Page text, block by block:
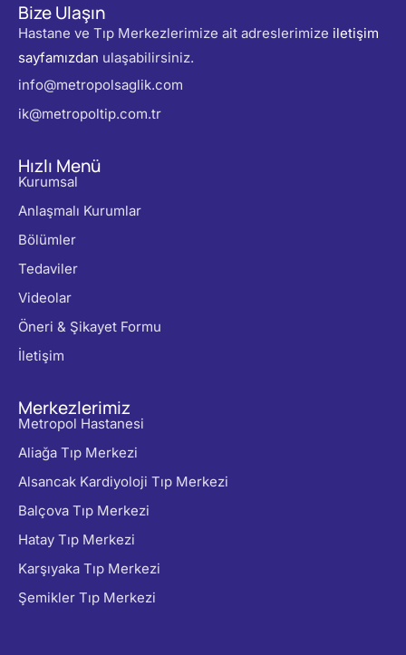
Bize Ulaşın
Hastane ve Tıp Merkezlerimize ait adreslerimize iletişim
sayfamızdan ulaşabilirsiniz.
info@metropolsaglik.com
ik@metropoltip.com.tr
Hızlı Menü
Kurumsal
Anlaşmalı Kurumlar
Bölümler
Tedaviler
Videolar
Öneri & Şikayet Formu
İletişim
Merkezlerimiz
Metropol Hastanesi
Aliağa Tıp Merkezi
Alsancak Kardiyoloji Tıp Merkezi
Balçova Tıp Merkezi
Hatay Tıp Merkezi
Karşıyaka Tıp Merkezi
Şemikler Tıp Merkezi